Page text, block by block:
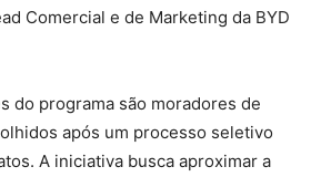
Comercial e de Marketing da BYD
do programa são moradores de
após um processo seletivo
A iniciativa busca aproximar a